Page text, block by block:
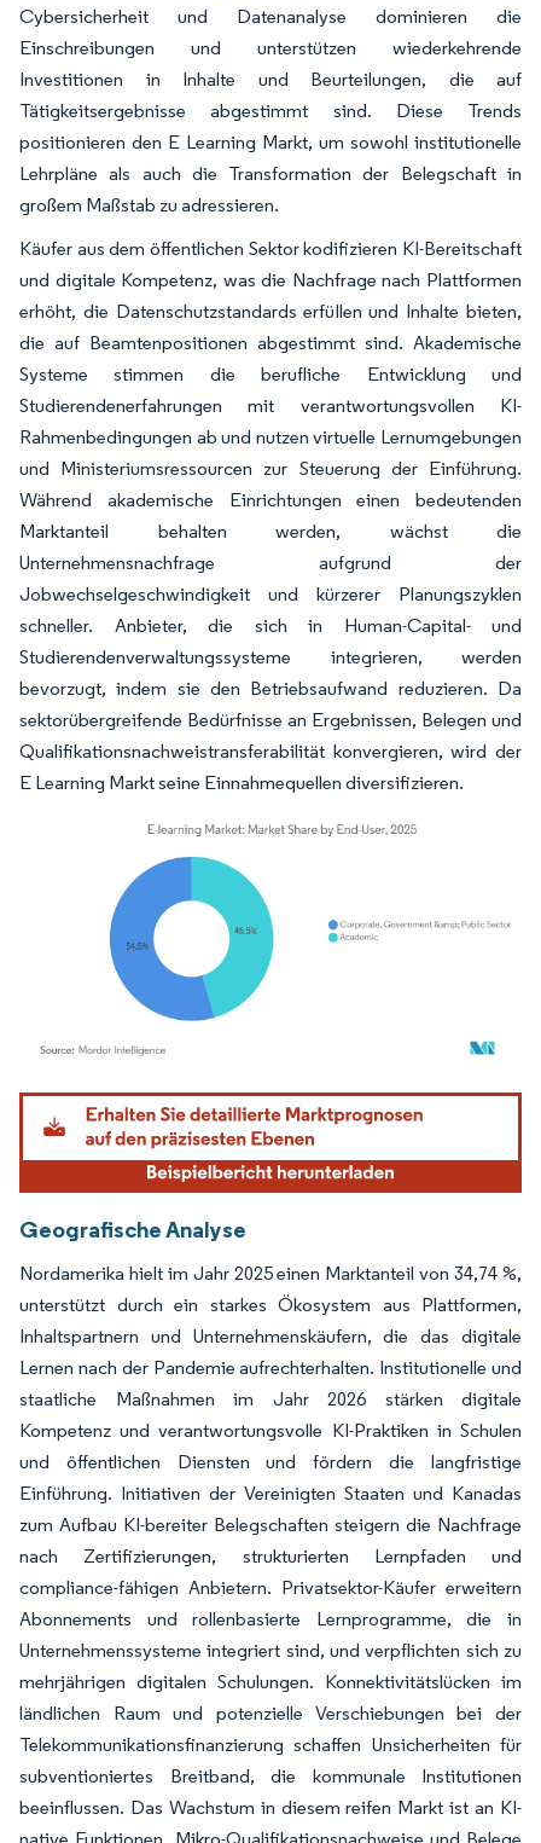
Cybersicherheit und Datenanalyse dominieren die
Einschreibungen und unterstützen wiederkehrende
Investitionen in Inhalte und Beurteilungen, die auf
Tätigkeitsergebnisse abgestimmt sind. Diese Trends
positionieren den E Learning Markt, um sowohl institutionelle
Lehrpläne als auch die Transformation der Belegschaft in
großem Maßstab zu adressieren.
Käufer aus dem öffentlichen Sektor kodifizieren KI-Bereitschaft
und digitale Kompetenz, was die Nachfrage nach Plattformen
erhöht, die Datenschutzstandards erfüllen und Inhalte bieten,
die auf Beamtenpositionen abgestimmt sind. Akademische
Systeme stimmen die berufliche Entwicklung und
Studierendenerfahrungen mit verantwortungsvollen KI-
Rahmenbedingungen ab und nutzen virtuelle Lernumgebungen
und Ministeriumsressourcen zur Steuerung der Einführung.
Während akademische Einrichtungen einen bedeutenden
Marktanteil behalten werden, wächst die
Unternehmensnachfrage aufgrund der
Jobwechselgeschwindigkeit und kürzerer Planungszyklen
schneller. Anbieter, die sich in Human-Capital- und
Studierendenverwaltungssysteme integrieren, werden
bevorzugt, indem sie den Betriebsaufwand reduzieren. Da
sektorübergreifende Bedürfnisse an Ergebnissen, Belegen und
Qualifikationsnachweistransferabilität konvergieren, wird der
E Learning Markt seine Einnahmequellen diversifizieren.
Bild © Mordor Intelligence. Wiederverwendung erfordert Namensnennung gemäß
Geografische Analyse
Nordamerika hielt im Jahr 2025 einen Marktanteil von 34,74 %,
unterstützt durch ein starkes Ökosystem aus Plattformen,
Inhaltspartnern und Unternehmenskäufern, die das digitale
Lernen nach der Pandemie aufrechterhalten. Institutionelle und
staatliche Maßnahmen im Jahr 2026 stärken digitale
Kompetenz und verantwortungsvolle KI-Praktiken in Schulen
und öffentlichen Diensten und fördern die langfristige
Einführung. Initiativen der Vereinigten Staaten und Kanadas
zum Aufbau KI-bereiter Belegschaften steigern die Nachfrage
nach Zertifizierungen, strukturierten Lernpfaden und
compliance-fähigen Anbietern. Privatsektor-Käufer erweitern
Abonnements und rollenbasierte Lernprogramme, die in
Unternehmenssysteme integriert sind, und verpflichten sich zu
mehrjährigen digitalen Schulungen. Konnektivitätslücken im
ländlichen Raum und potenzielle Verschiebungen bei der
Telekommunikationsfinanzierung schaffen Unsicherheiten für
subventioniertes Breitband, die kommunale Institutionen
beeinflussen. Das Wachstum in diesem reifen Markt ist an KI-